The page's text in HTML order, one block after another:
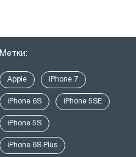
Метки:
Apple iPhone 7
iPhone 6S iPhone 5SE
iPhone 5S
iPhone 6S Plus